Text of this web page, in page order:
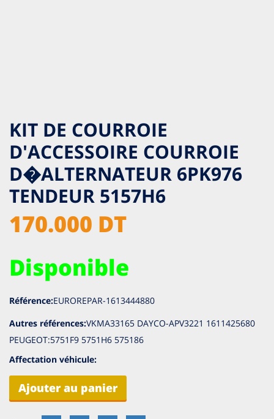
KIT DE COURROIE
D'ACCESSOIRE COURROIE
D�ALTERNATEUR 6PK976
TENDEUR 5157H6
170.000 DT
Disponible
Référence:EUROREPAR-1613444880
Autres références:VKMA33165 DAYCO-APV3221 1611425680
PEUGEOT:5751F9 5751H6 575186
Affectation véhicule:
Ajouter au panier